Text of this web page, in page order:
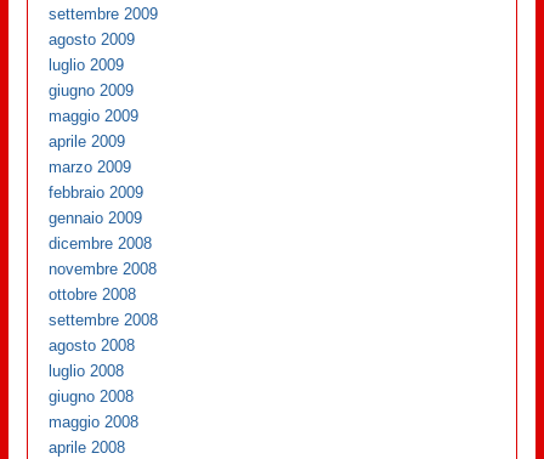
settembre 2009
agosto 2009
luglio 2009
giugno 2009
maggio 2009
aprile 2009
marzo 2009
febbraio 2009
gennaio 2009
dicembre 2008
novembre 2008
ottobre 2008
settembre 2008
agosto 2008
luglio 2008
giugno 2008
maggio 2008
aprile 2008